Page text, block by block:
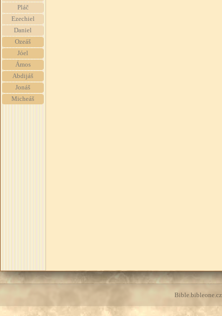
Pláč
Ezechiel
Daniel
Ozeáš
Jóel
Ámos
Abdijáš
Jonáš
Micheáš